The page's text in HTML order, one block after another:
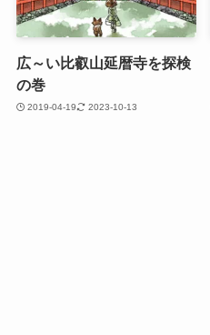
広～い比叡山延暦寺を探検
の巻
2019-04-19 2023-10-13